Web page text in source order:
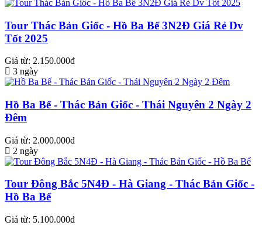
Tour Thác Bản Giốc - Hồ Ba Bể 3N2Đ Giá Rẻ Dv
Tốt 2025
Giá từ: 2.150.000đ
3 ngày
Hồ Ba Bể - Thác Bản Giốc - Thái Nguyên 2 Ngày 2
Đêm
Giá từ: 2.000.000đ
2 ngày
Tour Đông Bắc 5N4Đ - Hà Giang - Thác Bản Giốc -
Hồ Ba Bể
Giá từ: 5.100.000đ